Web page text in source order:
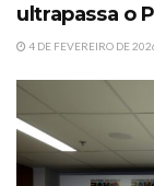
ultrapassa o
4 DE FEVEREIRO DE